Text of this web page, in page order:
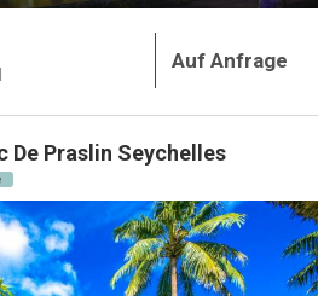
Auf Anfrage
De Praslin Seychelles